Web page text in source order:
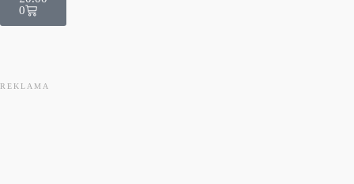
0